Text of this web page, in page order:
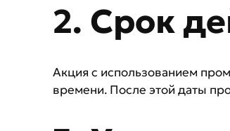
2. Срок
Акция с использованием
времени. После этой даты